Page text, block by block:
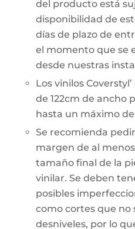
del producto está
disponibilidad de
días de plazo de
el momento que se
desde nuestras
Los vinilos
de 122cm de ancho
hasta un máximo
Se recomienda
margen de al
tamaño final de la
vinilar. Se deben
posibles
como cortes que no
desniveles, por lo